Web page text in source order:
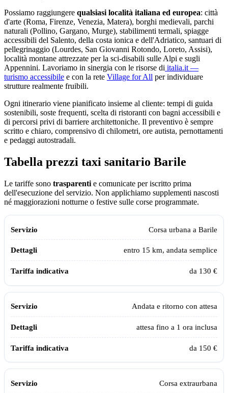
Possiamo raggiungere qualsiasi località italiana ed europea: città
d'arte (Roma, Firenze, Venezia, Matera), borghi medievali, parchi
naturali (Pollino, Gargano, Murge), stabilimenti termali, spiagge
accessibili del Salento, della costa ionica e dell'Adriatico, santuari di
pellegrinaggio (Lourdes, San Giovanni Rotondo, Loreto, Assisi),
località montane attrezzate per la sci-disabili sulle Alpi e sugli
Appennini. Lavoriamo in sinergia con le risorse di italia.it —
turismo accessibile e con la rete Village for All per individuare
strutture realmente fruibili.
Ogni itinerario viene pianificato insieme al cliente: tempi di guida
sostenibili, soste frequenti, scelta di ristoranti con bagni accessibili e
di percorsi privi di barriere architettoniche. Il preventivo è sempre
scritto e chiaro, comprensivo di chilometri, ore autista, pernottamenti
e pedaggi autostradali.
Tabella prezzi taxi sanitario Barile
Le tariffe sono trasparenti e comunicate per iscritto prima
dell'esecuzione del servizio. Non applichiamo supplementi nascosti
né maggiorazioni notturne o festive sulle corse programmate.
Tabella dei prezzi e delle tratte del taxi sanitario Assistiamo Te a
Barile
Servizio
Corsa urbana a Barile
entro 15 km, andata semplice
da 130 €
Andata e ritorno con attesa
attesa fino a 1 ora inclusa
da 150 €
Corsa extraurbana